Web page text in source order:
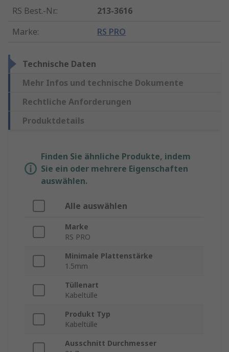
RS Best.-Nr.:
213-3616
Marke: RS PRO
Technische Daten
Mehr Infos und technische Dokumente
Rechtliche Anforderungen
Produktdetails
Finden Sie ähnliche Produkte, indem
Sie ein oder mehrere Eigenschaften
auswählen.
Alle auswählen
Marke
RS PRO
Minimale Plattenstärke
1.5mm
Tüllenart
Kabeltülle
Produkt Typ
Kabeltülle
Ausschnitt Durchmesser